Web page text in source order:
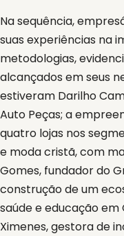
Na sequência,
suas experiências na
metodologias,
alcançados em seus
estiveram Darilho
Auto Peças; a
quatro lojas nos
e moda cristã, com
Gomes, fundador do
construção de um
saúde e educação em
Ximenes, gestora de